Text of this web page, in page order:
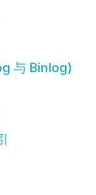
与 Binlog)